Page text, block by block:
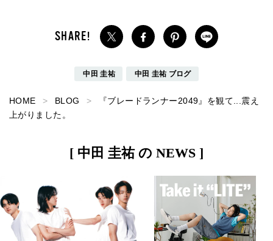
中田 圭祐 中田 圭祐 ブログ
HOME BLOG
『ブレードランナー2049』を観て...震え
上がりました。
[ 中田 圭祐 の NEWS ]